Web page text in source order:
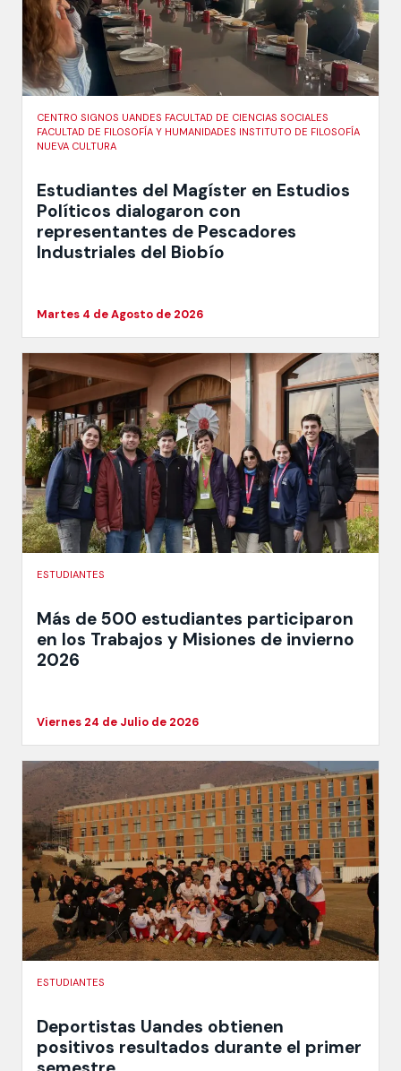
CENTRO SIGNOS UANDES FACULTAD DE CIENCIAS SOCIALES
FACULTAD DE FILOSOFÍA Y HUMANIDADES INSTITUTO DE FILOSOFÍA
NUEVA CULTURA
Estudiantes del Magíster en Estudios
Políticos dialogaron con
representantes de Pescadores
Industriales del Biobío
Martes 4 de Agosto de 2026
ESTUDIANTES
Más de 500 estudiantes participaron
en los Trabajos y Misiones de invierno
2026
Viernes 24 de Julio de 2026
ESTUDIANTES
Deportistas Uandes obtienen
positivos resultados durante el primer